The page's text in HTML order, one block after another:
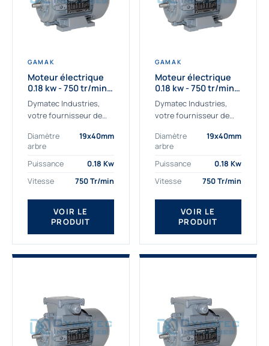
GAMAK
Moteur électrique
0.18 kw - 750 tr/min -
230/400V - IE2
Dymatec Industries,
votre fournisseur de
kw. Dymatec Industries
vous propose le moteur
électrique 0.18 kw, un
qualité Gamak...
Diamètre
arbre
19x40mm
Puissance
0.18 Kw
Vitesse
750 Tr/min
VOIR LE
PRODUIT
GAMAK
Moteur électrique
0.18 kw - 750 tr/min -
230/400V - IE3
Dymatec Industries,
votre fournisseur de
kw. Dymatec Industries
vous propose le moteur
électrique 0.18 kw, un
moteur de qualité...
Diamètre
arbre
19x40mm
Puissance
0.18 Kw
Vitesse
750 Tr/min
VOIR LE
PRODUIT